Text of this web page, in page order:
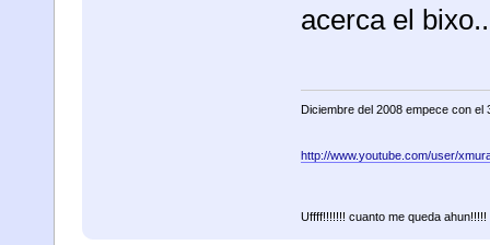
acerca el
Diciembre del 2008 empece con el
http://www.youtube.com/user/
Uffff!!!!!!! cuanto me queda ahun!!!!!